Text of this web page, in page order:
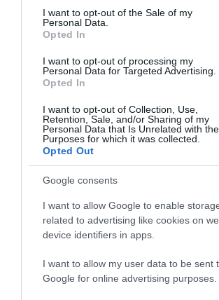
consent section.
I want to opt-out of the Sale of my
Personal Data.
Opted In
I want to opt-out of processing my
Personal Data for Targeted Advertising.
Opted In
I want to opt-out of Collection, Use,
Retention, Sale, and/or Sharing of my
Personal Data that Is Unrelated with the
Purposes for which it was collected.
Opted Out
Google consents
I want to allow Google to enable
related to advertising like cookies on
device identifiers in apps.
I want to allow my user data to be sent
Google for online advertising purposes.